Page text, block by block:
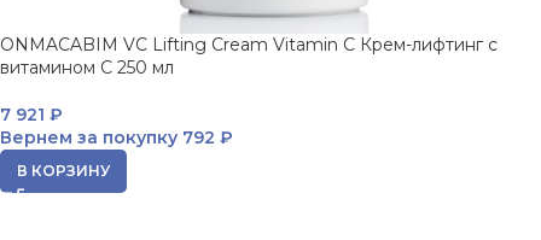
ONMACABIM VC Lifting Cream Vitamin C Крем-лифтинг с
витамином C 250 мл
7 921 ₽
Вернем за покупку 792 ₽
В КОРЗИНУ